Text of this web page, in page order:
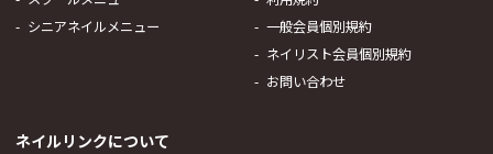
シニアネイルメニュー
一般会員個別規約
ネイリスト会員個別規約
お問い合わせ
ネイルリンクについて